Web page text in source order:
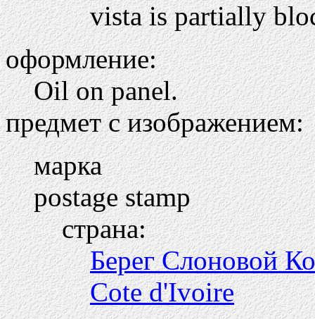
vista is partially
оформление:
Oil on panel.
предмет с изображением:
марка
postage stamp
страна:
Берег Слоновой
Cote d'Ivoire